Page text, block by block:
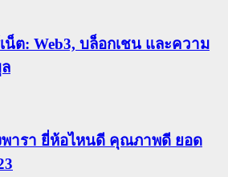
น็ต: Web3, บล็อกเชน และความ
ารา ยี่ห้อไหนดี คุณภาพดี ยอด